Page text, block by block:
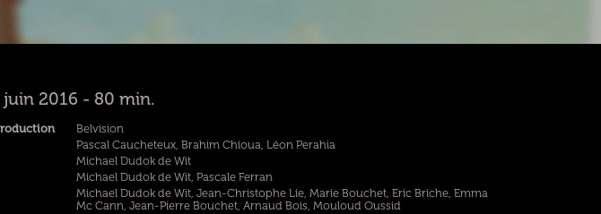
juin 2016 - 80 min.
Belvision
Pascal Caucheteux, Brahim Chioua, Léon Perahia
Michael Dudok de Wit
Michael Dudok de Wit, Pascale Ferran
Michael Dudok de Wit, Jean-Christophe Lie, Marie Bouchet, Eric Briche, Emma
Mc Cann, Jean-Pierre Bouchet, Arnaud Bois, Mouloud Oussid